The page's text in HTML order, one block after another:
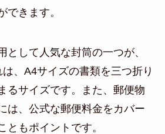
できます。
として人気な封筒の一つが、
、A4サイズの書類を三つ折り
るサイズです。また、郵便物
は、公式な郵便料金をカバー
ともポイントです。